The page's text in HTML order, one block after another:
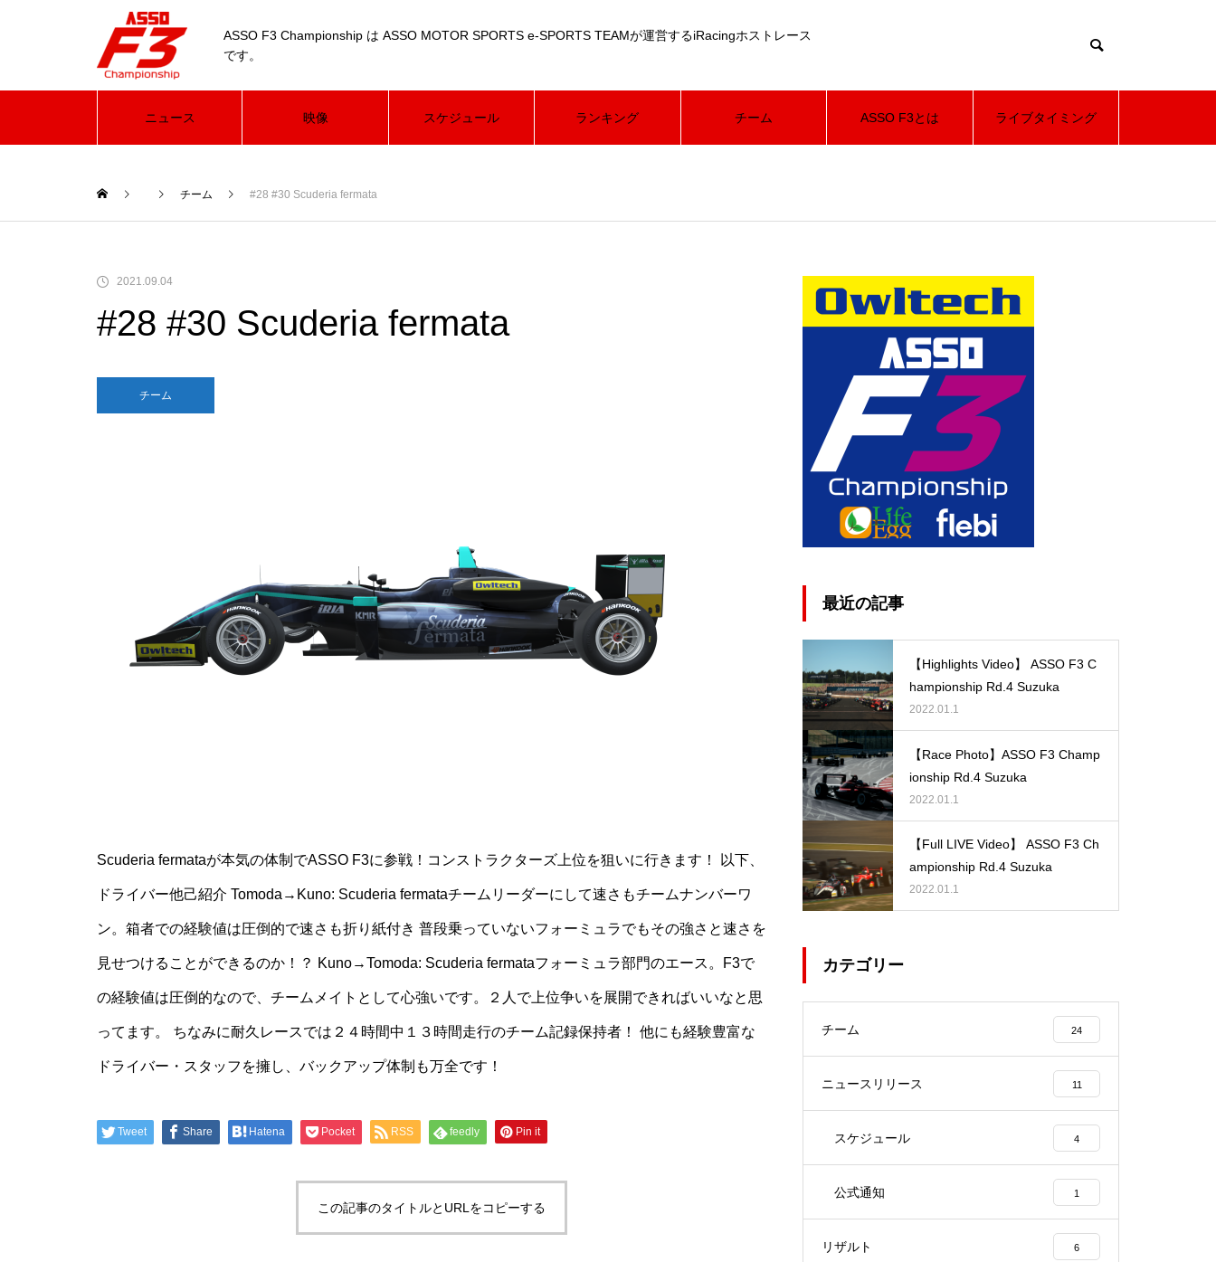
ASSO F3 Championship は ASSO MOTOR SPORTS e-SPORTS TEAMが運営するiRacingホストレース
です。
ニュース 映像 スケジュール ランキング チーム ASSO F3とは ライブタイミング
/home/racingsimkmr/racingsim-kmr.com/public_html/asso.racingsim-kmr.com/wp-content/themes/muum_tcd085/functions/menu.php
content/themes/muum_tcd085/functions/menu.php
チーム #28 #30 Scuderia fermata
2021.09.04
#28 #30 Scuderia fermata
チーム
Scuderia fermataが本気の体制でASSO F3に参戦！コンストラクターズ上位を狙いに行きます！ 以下、
ドライバー他己紹介 Tomoda→Kuno: Scuderia fermataチームリーダーにして速さもチームナンバーワ
ン。箱者での経験値は圧倒的で速さも折り紙付き 普段乗っていないフォーミュラでもその強さと速さを
見せつけることができるのか！？ Kuno→Tomoda: Scuderia fermataフォーミュラ部門のエース。F3で
の経験値は圧倒的なので、チームメイトとして心強いです。２人で上位争いを展開できればいいなと思
ってます。 ちなみに耐久レースでは２４時間中１３時間走行のチーム記録保持者！ 他にも経験豊富な
ドライバー・スタッフを擁し、バックアップ体制も万全です！
Tweet Share Hatena Pocket RSS feedly Pin it
この記事のタイトルとURLをコピーする
最近の記事
【Highlights Video】 ASSO F3 C
hampionship Rd.4 Suzuka
2022.01.1
【Race Photo】ASSO F3 Champ
ionship Rd.4 Suzuka
2022.01.1
【Full LIVE Video】 ASSO F3 Ch
ampionship Rd.4 Suzuka
2022.01.1
カテゴリー
チーム 24
ニュースリリース 11
スケジュール 4
公式通知 1
リザルト 6